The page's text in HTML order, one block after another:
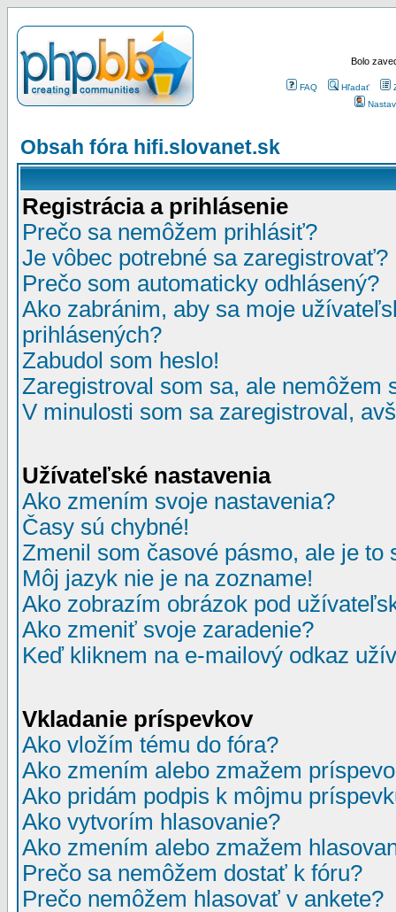
Bolo
FAQ Hľadať
Obsah fóra hifi.slovanet.sk
Registrácia a prihlásenie
Prečo sa nemôžem prihlásiť?
Je vôbec potrebné sa zaregistrovať?
Prečo som automaticky odhlásený?
Ako zabránim, aby sa moje
prihlásených?
Zabudol som heslo!
Zaregistroval som sa, ale nemôžem
V minulosti som sa zaregistroval,
Užívateľské nastavenia
Ako zmením svoje nastavenia?
Časy sú chybné!
Zmenil som časové pásmo, ale je to
Môj jazyk nie je na zozname!
Ako zobrazím obrázok pod
Ako zmeniť svoje zaradenie?
Keď kliknem na e-mailový odkaz
Vkladanie príspevkov
Ako vložím tému do fóra?
Ako zmením alebo zmažem
Ako pridám podpis k môjmu
Ako vytvorím hlasovanie?
Ako zmením alebo zmažem
Prečo sa nemôžem dostať k fóru?
Prečo nemôžem hlasovať v ankete?